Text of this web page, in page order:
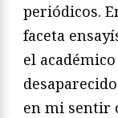
periódicos.
faceta
el académico
en mi sentir